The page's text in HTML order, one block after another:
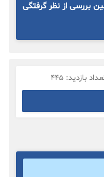
بررسی از نظر گرفتگی
بازدید: 445